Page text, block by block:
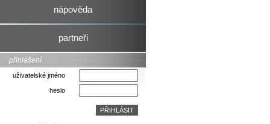
nápověda
partneři
přihlášení
uživatelské jméno
heslo